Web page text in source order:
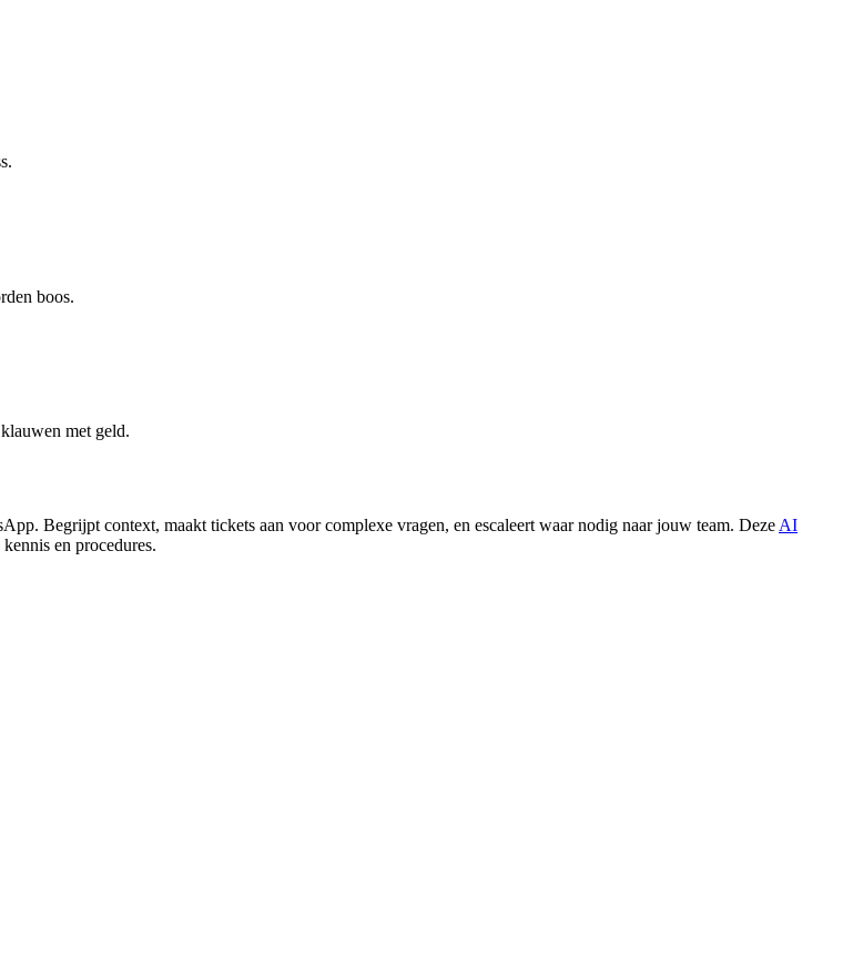
boos.
met geld.
Begrijpt context, maakt tickets aan voor complexe vragen, en escaleert waar nodig naar jouw team. Deze AI
en procedures.